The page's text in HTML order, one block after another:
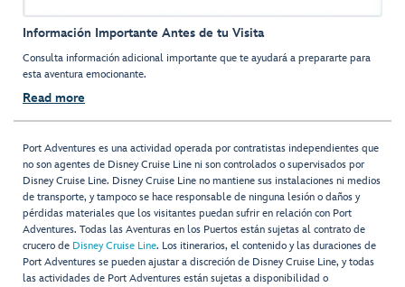
Información Importante Antes de tu Visita
Consulta información adicional importante que te ayudará a prepararte para
esta aventura emocionante.
Read more
Port Adventures es una actividad operada por contratistas independientes que
no son agentes de Disney Cruise Line ni son controlados o supervisados por
Disney Cruise Line. Disney Cruise Line no mantiene sus instalaciones ni medios
de transporte, y tampoco se hace responsable de ninguna lesión o daños y
pérdidas materiales que los visitantes puedan sufrir en relación con Port
Adventures. Todas las Aventuras en los Puertos están sujetas al contrato de
crucero de Disney Cruise Line. Los itinerarios, el contenido y las duraciones de
Port Adventures se pueden ajustar a discreción de Disney Cruise Line, y todas
las actividades de Port Adventures están sujetas a disponibilidad o